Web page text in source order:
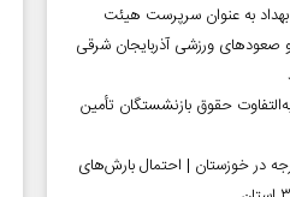
به عنوان سرپرست هیئت
صعودهای ورزشی آذربایجان شرقی
حقوق بازنشستگان تأمین
۵۰ درجه در خوزستان | احتمال بارش‌های
نخست‌روزنامه‌ها‌ی‌چهارشنبه‌۷‌مردادماه